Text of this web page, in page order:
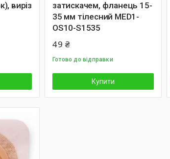
виріз
затискачем, фланець 15-
35 мм тілесний MED1-
OS10-S1535
49 ₴
Готово до відправки
Купити